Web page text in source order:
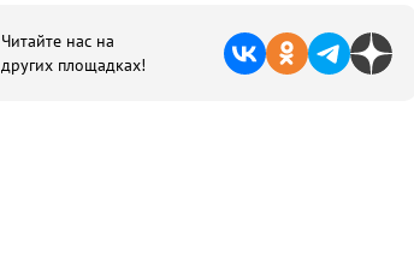
Читайте нас на
других площадках!